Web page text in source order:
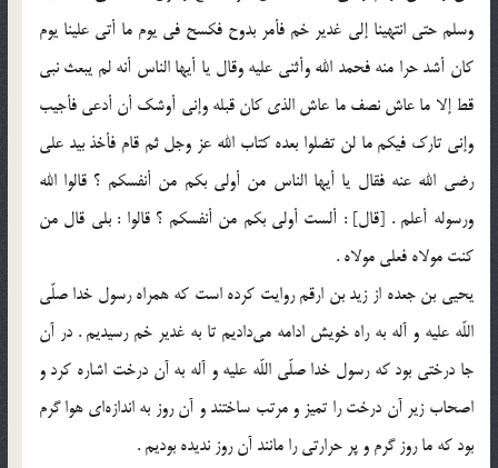
وسلم حتى انتهینا إلى غدیر خم فأمر بدوح فکسح فی یوم ما أتى علینا یوم
کان أشد حرا منه فحمد الله وأثنى علیه وقال یا أیها الناس أنه لم یبعث نبی
قط إلا ما عاش نصف ما عاش الذی کان قبله وإنی أوشک أن أدعى فأجیب
وإنی تارک فیکم ما لن تضلوا بعده کتاب الله عز وجل ثم قام فأخذ بید علی
رضی الله عنه فقال یا أیها الناس من أولى بکم من أنفسکم ؟ قالوا الله
ورسوله أعلم . [قال] : ألست أولى بکم من أنفسکم ؟ قالوا : بلى قال من
کنت مولاه فعلی مولاه .
یحیی بن جعده از زید بن ارقم روایت کرده است که همراه رسول خدا صلّى
اللّه علیه و آله به راه خویش ادامه مى‌دادیم تا به غدیر خم رسیدیم . در آن
جا درختى بود که رسول خدا صلّى اللّه علیه و آله به آن درخت اشاره کرد و
اصحاب زیر آن درخت را تمیز و مرتب ساختند و آن روز به اندازه‌اى هوا گرم
بود که ما روز گرم و پر حرارتى را مانند آن روز ندیده بودیم .